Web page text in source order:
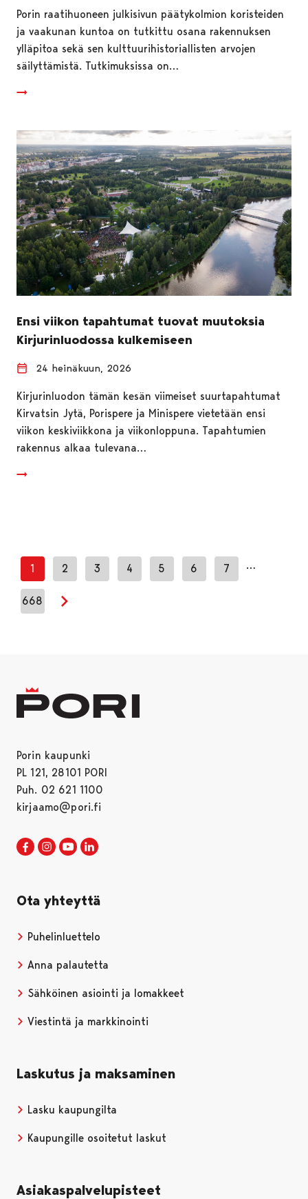
Porin raatihuoneen julkisivun päätykolmion koristeiden
ja vaakunan kuntoa on tutkittu osana rakennuksen
ylläpitoa sekä sen kulttuurihistoriallisten arvojen
säilyttämistä. Tutkimuksissa on…
Ensi viikon tapahtumat tuovat muutoksia
Kirjurinluodossa kulkemiseen
24 heinäkuun, 2026
Kirjurinluodon tämän kesän viimeiset suurtapahtumat
Kirvatsin Jytä, Porispere ja Minispere vietetään ensi
viikon keskiviikkona ja viikonloppuna. Tapahtumien
rakennus alkaa tulevana…
1 2 3 4 5 6 7 …
668
Porin kaupunki
PL 121, 28101 PORI
Puh. 02 621 1100
kirjaamo@pori.fi
Porin kaupunki Facebookissa
Avautuu uudessa välilehdessä
Porin kaupunki Instagramissa
Avautuu uudessa välilehdessä
Porin kaupunki Youtubessa
Avautuu uudessa välilehdessä
Ota yhteyttä
Puhelinluettelo
Anna palautetta
Sähköinen asiointi ja lomakkeet
Viestintä ja markkinointi
Laskutus ja maksaminen
Lasku kaupungilta
Kaupungille osoitetut laskut
Asiakaspalvelupisteet